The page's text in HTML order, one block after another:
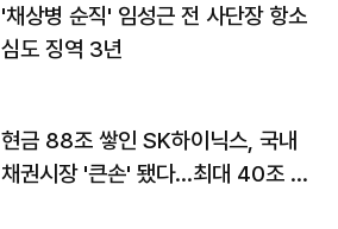
'채상병 순직' 임성근 전 사단장 항소
심도 징역 3년
현금 88조 쌓인 SK하이닉스, 국내
채권시장 '큰손' 됐다…최대 40조 투